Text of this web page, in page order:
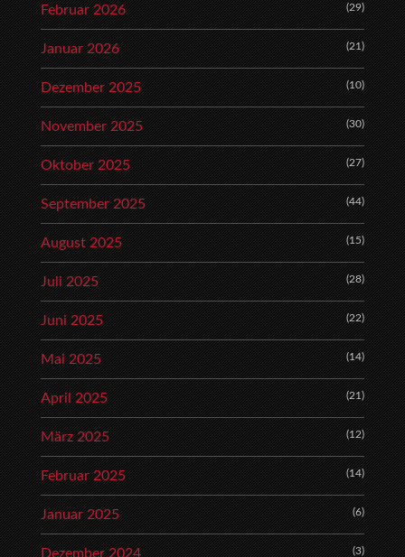
Februar 2026 (29)
Januar 2026 (21)
Dezember 2025 (10)
November 2025 (30)
Oktober 2025 (27)
September 2025 (44)
August 2025 (15)
Juli 2025 (28)
Juni 2025 (22)
Mai 2025 (14)
April 2025 (21)
März 2025 (12)
Februar 2025 (14)
Januar 2025 (6)
Dezember 2024 (3)